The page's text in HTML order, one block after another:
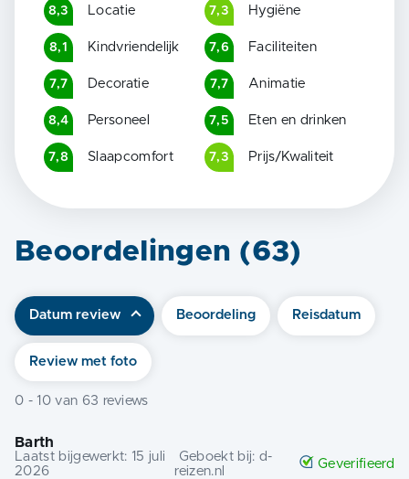
8,3 Locatie 7,3 Hygiëne
8,1 Kindvriendelijk 7,6 Faciliteiten
7,7 Decoratie 7,7 Animatie
8,4 Personeel 7,5 Eten en drinken
7,8 Slaapcomfort 7,3 Prijs/Kwaliteit
Beoordelingen (63)
Datum review Beoordeling Reisdatum
Review met foto
0 - 10van 63 reviews
Barth
Laatst bijgewerkt: 15 juli
2026
Geboekt bij: d-
reizen.nl
Geverifieerd